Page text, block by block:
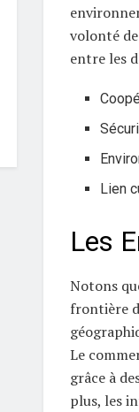
volonté
entre les
Lien
Les
Notons
frontière
Le
grâce à
plus, les